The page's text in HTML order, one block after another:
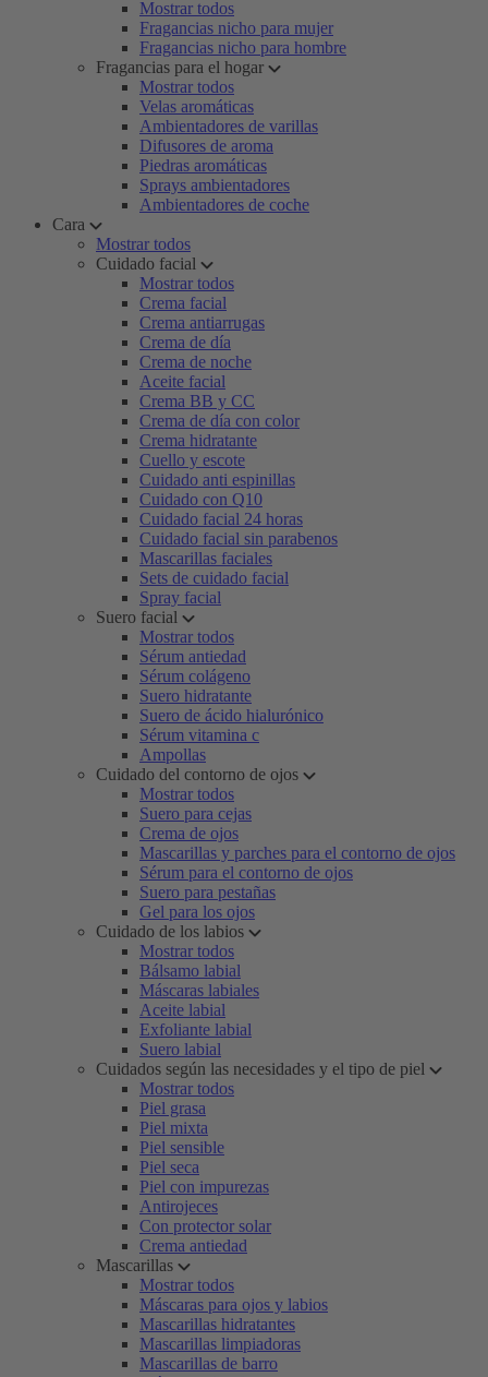
Mostrar todos
Fragancias nicho para mujer
Fragancias nicho para hombre
Fragancias para el hogar
Mostrar todos
Velas aromáticas
Ambientadores de varillas
Difusores de aroma
Piedras aromáticas
Sprays ambientadores
Ambientadores de coche
Cara
Mostrar todos
Cuidado facial
Mostrar todos
Crema facial
Crema antiarrugas
Crema de día
Crema de noche
Aceite facial
Crema BB y CC
Crema de día con color
Crema hidratante
Cuello y escote
Cuidado anti espinillas
Cuidado con Q10
Cuidado facial 24 horas
Cuidado facial sin parabenos
Mascarillas faciales
Sets de cuidado facial
Spray facial
Suero facial
Mostrar todos
Sérum antiedad
Sérum colágeno
Suero hidratante
Suero de ácido hialurónico
Sérum vitamina c
Ampollas
Cuidado del contorno de ojos
Mostrar todos
Suero para cejas
Crema de ojos
Mascarillas y parches para el contorno de ojos
Sérum para el contorno de ojos
Suero para pestañas
Gel para los ojos
Cuidado de los labios
Mostrar todos
Bálsamo labial
Máscaras labiales
Aceite labial
Exfoliante labial
Suero labial
Cuidados según las necesidades y el tipo de piel
Mostrar todos
Piel grasa
Piel mixta
Piel sensible
Piel seca
Piel con impurezas
Antirojeces
Con protector solar
Crema antiedad
Mascarillas
Mostrar todos
Máscaras para ojos y labios
Mascarillas hidratantes
Mascarillas limpiadoras
Mascarillas de barro